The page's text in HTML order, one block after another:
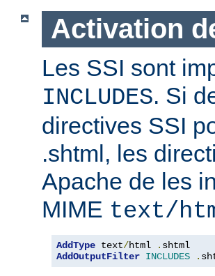
Activation
Les SSI sont
INCLUDES. Si
directives SSI
.shtml, les
Apache de les
MIME text/
AddType text/html .
AddOutputFilter INCLUDES .